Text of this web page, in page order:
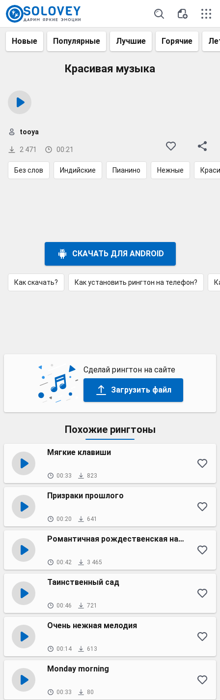
Новые Популярные Лучшие Горячие
Красивая музыка
2 471 00:21
tooya
Без слов Индийские Пианино Нежные
СКАЧАТЬ ДЛЯ ANDROID
Как скачать? Как установить рингтон на телефон?
Сделай рингтон на сайте
Загрузить файл
Похожие рингтоны
Мягкие клавиши
00:33 823
Призраки прошлого
00:20 641
Романтичная рождественская нарезка
00:42 3 465
Таинственный сад
00:46 721
Очень нежная мелодия
00:14 613
Monday morning
00:33 80